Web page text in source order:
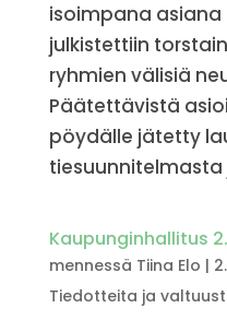
isoimpana
julkistettiin
ryhmien välisiä
Päätettävistä
pöydälle jätetty
tiesuunnitelmasta
Kaupunginhallitus
mennessä Tiina Elo |
Tiedotteita ja